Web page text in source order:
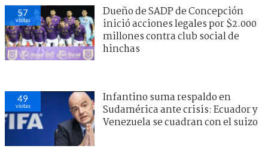
57
visitas
Dueño de SADP de Concepción
inició acciones legales por $2.000
millones contra club social de
hinchas
49
visitas
Infantino suma respaldo en
Sudamérica ante crisis: Ecuador y
Venezuela se cuadran con el suizo